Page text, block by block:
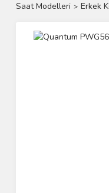
Saat Modelleri Erkek